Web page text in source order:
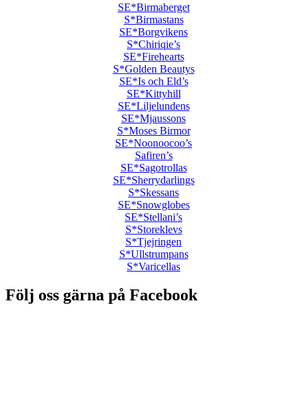
SE*Birmaberget
S*Birmastans
SE*Borgvikens
S*Chiriqie’s
SE*Firehearts
S*Golden Beautys
SE*Is och Eld’s
SE*Kittyhill
SE*Liljelundens
SE*Mjaussons
S*Moses Birmor
SE*Noonoocoo’s
Safiren’s
SE*Sagotrollas
SE*Sherrydarlings
S*Skessans
SE*Snowglobes
SE*Stellani’s
S*Storeklevs
S*Tjejringen
S*Ullstrumpans
S*Varicellas
Följ oss gärna på Facebook